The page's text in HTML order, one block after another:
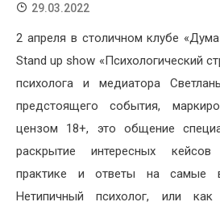
29.03.2022
2 апреля в столичном клубе
Stand up show «Психологический
психолога и медиатора
предстоящего события,
цензом 18+, это общение
раскрытие интересных кейсов
практике и ответы на самые
Нетипичный психолог, или